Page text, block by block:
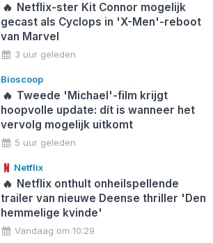
🔥 Netflix-ster Kit Connor mogelijk
gecast als Cyclops in 'X-Men'-reboot
van Marvel
3 uur geleden
Bioscoop
🔥 Tweede 'Michael'-film krijgt
hoopvolle update: dít is wanneer het
vervolg mogelijk uitkomt
5 uur geleden
Netflix
🔥 Netflix onthult onheilspellende
trailer van nieuwe Deense thriller 'Den
hemmelige kvinde'
Vandaag om 10:29